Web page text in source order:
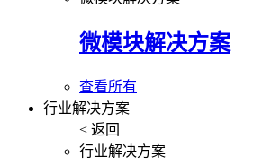
微模块解决方案
查看所有
行业解决方案
< 返回
行业解决方案